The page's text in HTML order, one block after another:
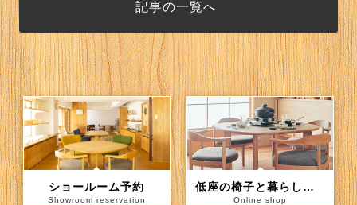
記事の一覧へ
ショールーム予約
Showroom reservation
低座の椅子と暮らしの道具店（通信販売）
Online shop